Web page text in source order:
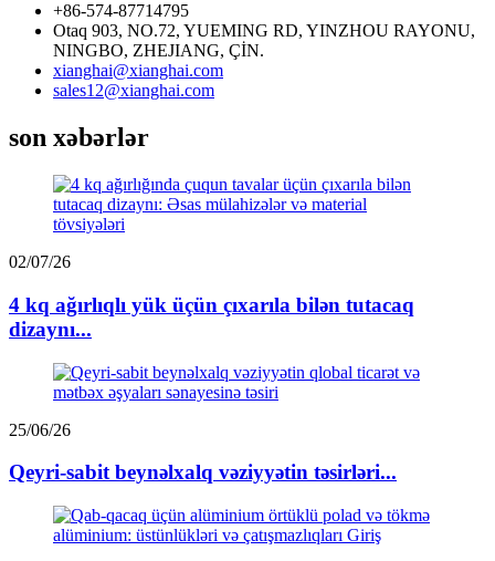
+86-574-87714795
Otaq 903, NO.72, YUEMING RD, YINZHOU RAYONU,
NINGBO, ZHEJIANG, ÇİN.
xianghai@xianghai.com
sales12@xianghai.com
son xəbərlər
02/07/26
4 kq ağırlıqlı yük üçün çıxarıla bilən tutacaq
dizaynı...
25/06/26
Qeyri-sabit beynəlxalq vəziyyətin təsirləri...